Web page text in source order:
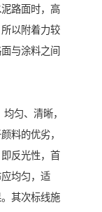
路面时，高
以附着力较
与涂料之间
匀、清晰，
料的优劣，
反光性，首
均匀，适
其次标线施